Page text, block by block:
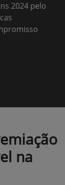
2024 pelo
na